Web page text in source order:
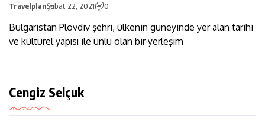
TravelplanŞubat 22, 2021 0
Bulgaristan Plovdiv şehri, ülkenin güneyinde yer alan tarihi
ve kültürel yapısı ile ünlü olan bir yerleşim
Cengiz Selçuk